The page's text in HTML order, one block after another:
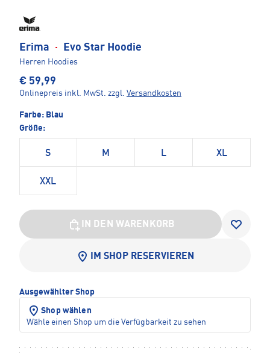
Erima · Evo Star Hoodie
Herren Hoodies
€ 59,99
Onlinepreis inkl. MwSt. zzgl. Versandkosten
Farbe: Blau
Größe:
S M L XL
XXL
IN DEN WARENKORB
IM SHOP RESERVIEREN
Ausgewählter Shop
Shop wählen
Wähle einen Shop um die Verfügbarkeit zu sehen